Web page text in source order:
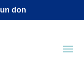
don